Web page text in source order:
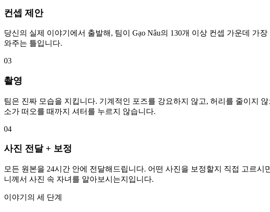
컨셉 제안
당신의 실제 이야기에서 출발해, 팀이 Gạo Nâu의 130개 이상 컨셉 가운데 가
와주는 틀입니다.
03
촬영
팀은 진짜 모습을 지킵니다. 기계적인 포즈를 강요하지 않고, 허리를 줄이지
소가 떠오를 때까지 셔터를 누르지 않습니다.
04
사진 전달 + 보정
모든 원본을 24시간 안에 전달해드립니다. 어떤 사진을 보정할지 직접 고르
니께서 사진 속 자녀를 알아보시는지입니다.
이야기의 세 단계